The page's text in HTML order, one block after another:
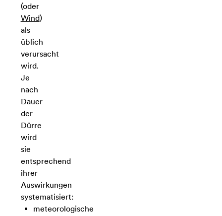
(oder
Wind)
als
üblich
verursacht
wird.
Je
nach
Dauer
der
Dürre
wird
sie
entsprechend
ihrer
Auswirkungen
systematisiert:
meteorologische